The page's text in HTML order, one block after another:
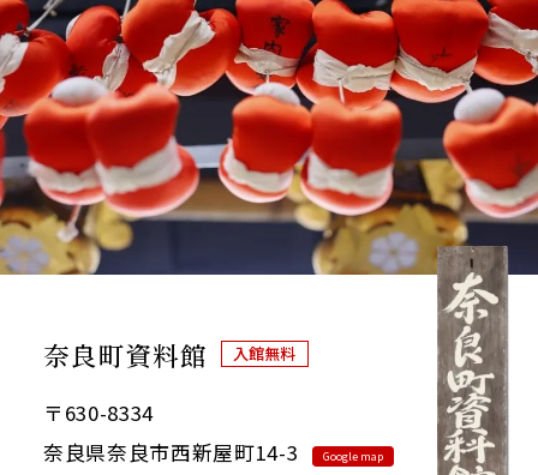
奈良町資料館 入館無料
〒630-8334
奈良県奈良市西新屋町14-3
Google map